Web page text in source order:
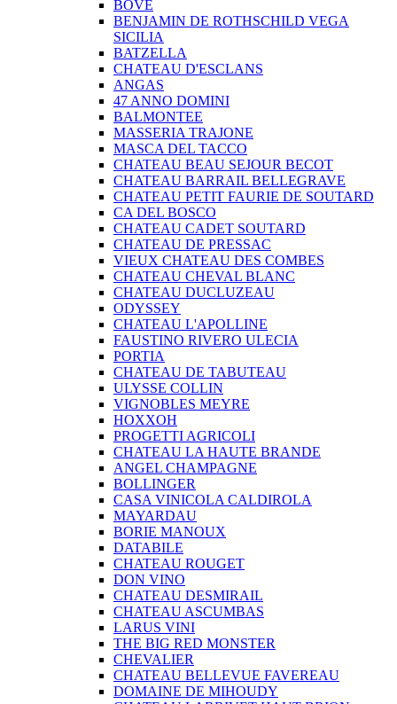
BOVE
BENJAMIN DE ROTHSCHILD VEGA
SICILIA
BATZELLA
CHATEAU D'ESCLANS
ANGAS
47 ANNO DOMINI
BALMONTEE
MASSERIA TRAJONE
MASCA DEL TACCO
CHATEAU BEAU SEJOUR BECOT
CHATEAU BARRAIL BELLEGRAVE
CHATEAU PETIT FAURIE DE SOUTARD
CA DEL BOSCO
CHATEAU CADET SOUTARD
CHATEAU DE PRESSAC
VIEUX CHATEAU DES COMBES
CHATEAU CHEVAL BLANC
CHATEAU DUCLUZEAU
ODYSSEY
CHATEAU L'APOLLINE
FAUSTINO RIVERO ULECIA
PORTIA
CHATEAU DE TABUTEAU
ULYSSE COLLIN
VIGNOBLES MEYRE
HOXXOH
PROGETTI AGRICOLI
CHATEAU LA HAUTE BRANDE
ANGEL CHAMPAGNE
BOLLINGER
CASA VINICOLA CALDIROLA
MAYARDAU
BORIE MANOUX
DATABILE
CHATEAU ROUGET
DON VINO
CHATEAU DESMIRAIL
CHATEAU ASCUMBAS
LARUS VINI
THE BIG RED MONSTER
CHEVALIER
CHATEAU BELLEVUE FAVEREAU
DOMAINE DE MIHOUDY